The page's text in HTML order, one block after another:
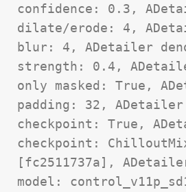
confidence: 0.3,
dilate/erode: 4,
blur: 4, ADetailer
strength: 0.4,
only masked: True,
padding: 32, ADetailer
checkpoint: True,
checkpoint:
[fc2511737a],
model: